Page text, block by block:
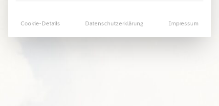
Cookie-Details Datenschutzerklärung Impressum